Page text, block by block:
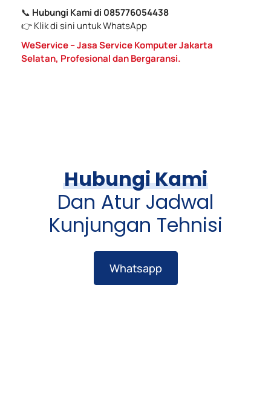
📞 Hubungi Kami di 085776054438
👉 Klik di sini untuk WhatsApp
WeService – Jasa Service Komputer Jakarta
Selatan, Profesional dan Bergaransi.
Hubungi Kami
Dan Atur Jadwal
Kunjungan Tehnisi
Whatsapp